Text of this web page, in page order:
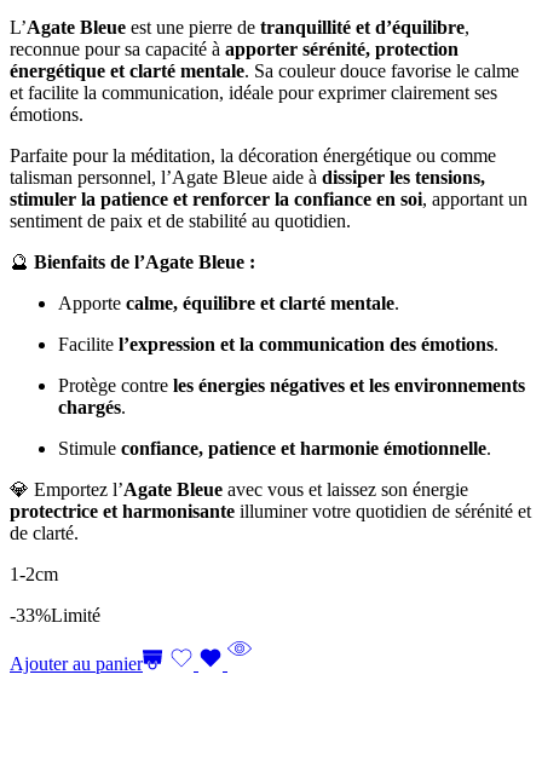
L’Agate Bleue est une pierre de tranquillité et d’équilibre,
reconnue pour sa capacité à apporter sérénité, protection
énergétique et clarté mentale. Sa couleur douce favorise le calme
et facilite la communication, idéale pour exprimer clairement ses
émotions.
Parfaite pour la méditation, la décoration énergétique ou comme
talisman personnel, l’Agate Bleue aide à dissiper les tensions,
stimuler la patience et renforcer la confiance en soi, apportant un
sentiment de paix et de stabilité au quotidien.
🔮 Bienfaits de l’Agate Bleue :
Apporte calme, équilibre et clarté mentale.
Facilite l’expression et la communication des émotions.
Protège contre les énergies négatives et les environnements
chargés.
Stimule confiance, patience et harmonie émotionnelle.
💎 Emportez l’Agate Bleue avec vous et laissez son énergie
protectrice et harmonisante illuminer votre quotidien de sérénité et
de clarté.
1-2cm
-33%Limité
Ajouter au panier